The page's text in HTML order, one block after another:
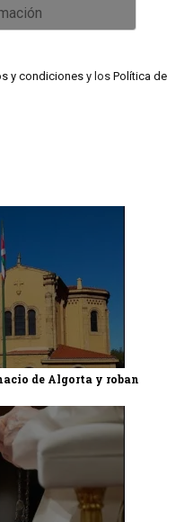
y condicionesy los Política de
de Algorta y roban